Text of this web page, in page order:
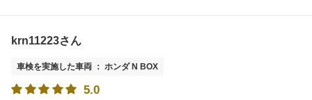
krn11223さん
車検を実施した車両 ： ホンダ N BOX
5.0